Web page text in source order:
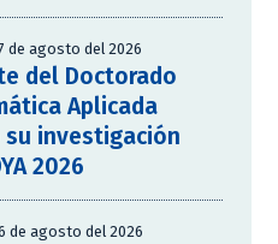
de agosto del 2026
del Doctorado
Aplicada
investigación
2026
de agosto del 2026